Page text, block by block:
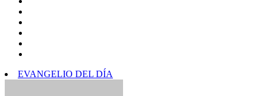
EVANGELIO DEL DÍA